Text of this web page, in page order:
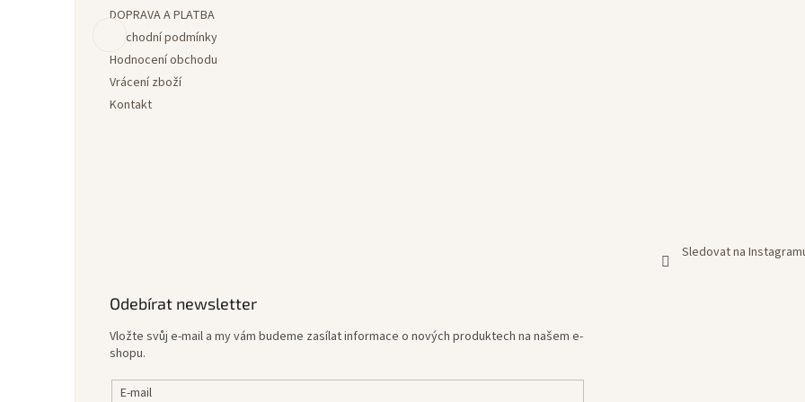
DOPRAVA A PLATBA
Obchodní podmínky
Hodnocení obchodu
Vrácení zboží
Kontakt
Sledovat na
Odebírat newsletter
Vložte svůj e-mail a my vám budeme zasílat informace o nových produktech na našem e-
shopu.
E-mail